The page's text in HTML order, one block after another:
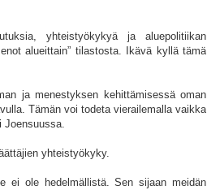
yhteistyökykyä ja aluepolitiikan
alueittain” tilastosta. Ikävä kyllä tämä
ja menestyksen kehittämisessä oman
Tämän voi todeta vierailemalla vaikka
Joensuussa.
yhteistyökyky.
ei ole hedelmällistä. Sen sijaan meidän